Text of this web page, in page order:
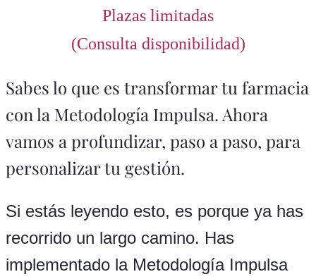
Plazas limitadas
(Consulta disponibilidad)
Sabes lo que es transformar tu farmacia
con la Metodología Impulsa. Ahora
vamos a profundizar, paso a paso, para
personalizar tu gestión.
Si estás leyendo esto, es porque ya has
recorrido un largo camino. Has
implementado la Metodología Impulsa